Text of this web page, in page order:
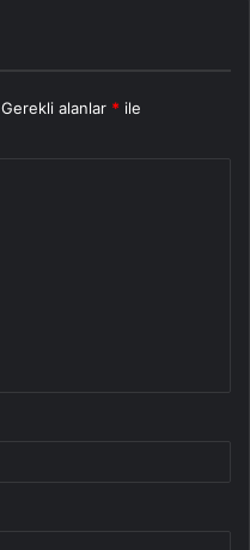
Gerekli alanlar * ile